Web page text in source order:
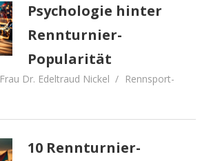
Psychologie hinter
Rennturnier-
Popularität
Frau Dr. Edeltraud Nickel
Rennsport-
10 Rennturnier-